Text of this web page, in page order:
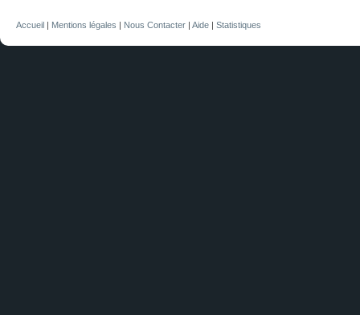
Accueil | Mentions légales | Nous Contacter | Aide | Statistiques